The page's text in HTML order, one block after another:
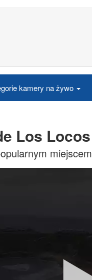
kamery na żywo
Los